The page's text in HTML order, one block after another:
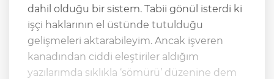
dahil olduğu bir sistem. Tabii gönül isterdi ki
işçi haklarının el üstünde tutulduğu
gelişmeleri aktarabileyim. Ancak işveren
kanadından ciddi eleştiriler aldığım
yazılarımda sıklıkla ‘sömürü’ düzenine dem